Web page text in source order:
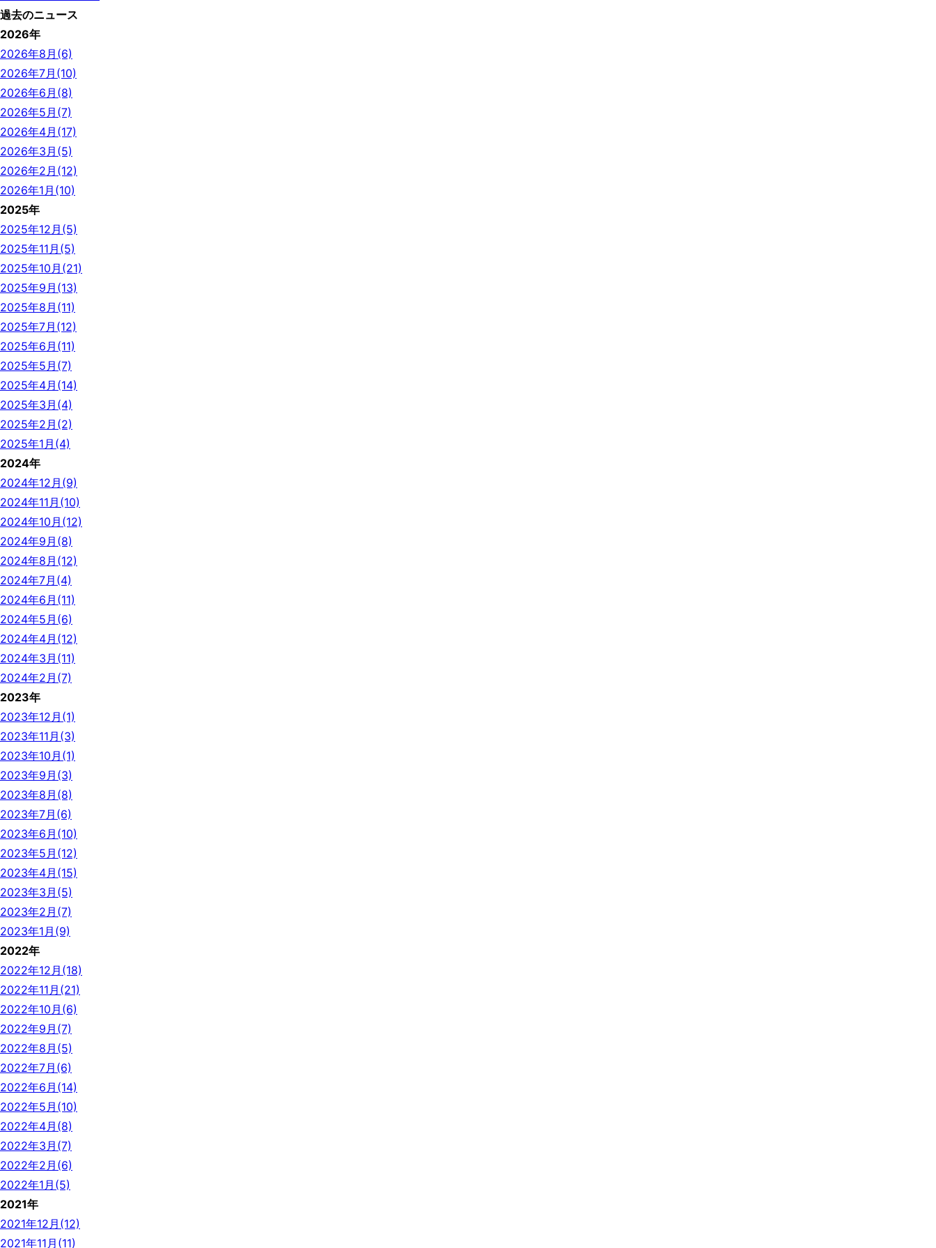
過去のニュース
2026年
2026年8月(6)
2026年7月(10)
2026年6月(8)
2026年5月(7)
2026年4月(17)
2026年3月(5)
2026年2月(12)
2026年1月(10)
2025年
2025年12月(5)
2025年11月(5)
2025年10月(21)
2025年9月(13)
2025年8月(11)
2025年7月(12)
2025年6月(11)
2025年5月(7)
2025年4月(14)
2025年3月(4)
2025年2月(2)
2025年1月(4)
2024年
2024年12月(9)
2024年11月(10)
2024年10月(12)
2024年9月(8)
2024年8月(12)
2024年7月(4)
2024年6月(11)
2024年5月(6)
2024年4月(12)
2024年3月(11)
2024年2月(7)
2023年
2023年12月(1)
2023年11月(3)
2023年10月(1)
2023年9月(3)
2023年8月(8)
2023年7月(6)
2023年6月(10)
2023年5月(12)
2023年4月(15)
2023年3月(5)
2023年2月(7)
2023年1月(9)
2022年
2022年12月(18)
2022年11月(21)
2022年10月(6)
2022年9月(7)
2022年8月(5)
2022年7月(6)
2022年6月(14)
2022年5月(10)
2022年4月(8)
2022年3月(7)
2022年2月(6)
2022年1月(5)
2021年
2021年12月(12)
2021年11月(11)